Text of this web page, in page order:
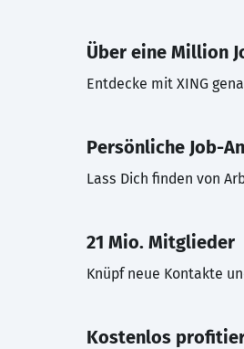
Über eine Million
Entdecke mit XING
Persönliche Job-
Lass Dich finden von
21 Mio. Mitglieder
Knüpf neue Kontakte
Kostenlos